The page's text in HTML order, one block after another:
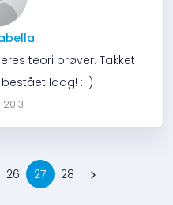
teori prøver. Takket
Idag! :-)
26 27 28